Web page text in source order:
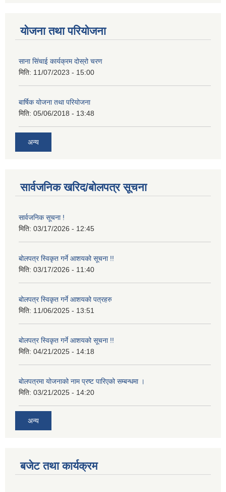
योजना तथा परियोजना
साना सिंचाई कार्यक्रम दोस्रो चरण
मिति: 11/07/2023 - 15:00
बार्षिक योजना तथा परियोजना
मिति: 05/06/2018 - 13:48
अन्य
सार्वजनिक खरिद/बोलपत्र सूचना
सार्वजनिक सूचना !
मिति: 03/17/2026 - 12:45
बोलपत्र स्विकृत गर्ने आशयको सूचना !!
मिति: 03/17/2026 - 11:40
बोलपत्र स्विकृत गर्ने आशयको पत्रहरु
मिति: 11/06/2025 - 13:51
बोलपत्र स्विकृत गर्ने आशयको सूचना !!
मिति: 04/21/2025 - 14:18
बोलपत्रमा योजनाको नाम प्रष्ट पारिएको सम्बन्धमा ।
मिति: 03/21/2025 - 14:20
अन्य
बजेट तथा कार्यक्रम